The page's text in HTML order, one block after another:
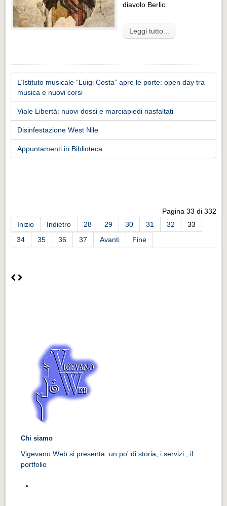
diavolo Berlic.
Leggi tutto...
L’Istituto musicale “Luigi Costa” apre le porte: open day tra
musica e nuovi corsi
Viale Libertà: nuovi dossi e marciapiedi riasfaltati
Disinfestazione West Nile
Appuntamenti in Biblioteca
Pagina 33 di 332
Inizio
Indietro 28 29 30 31 32
33
34
35 36 37 Avanti Fine
Chi siamo
Vigevano Web si presenta: un po' di storia, i servizi , il
portfolio